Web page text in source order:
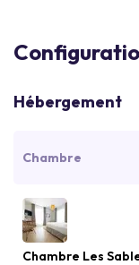
Hébergement
Chambre
Chambre Les